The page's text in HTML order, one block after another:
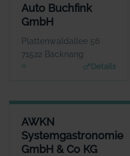
Auto Buchfink
GmbH
Plattenwaldallee 56
71522 Backnang
Details
AUTO BUCHFINK GMBH
ANSPRECHPARTNER
Herr Lothar Buchfink
WEBSITE
www.auto-buchfink.de
AWKN
Systemgastronomie
GmbH & Co KG
AWKN
Herr